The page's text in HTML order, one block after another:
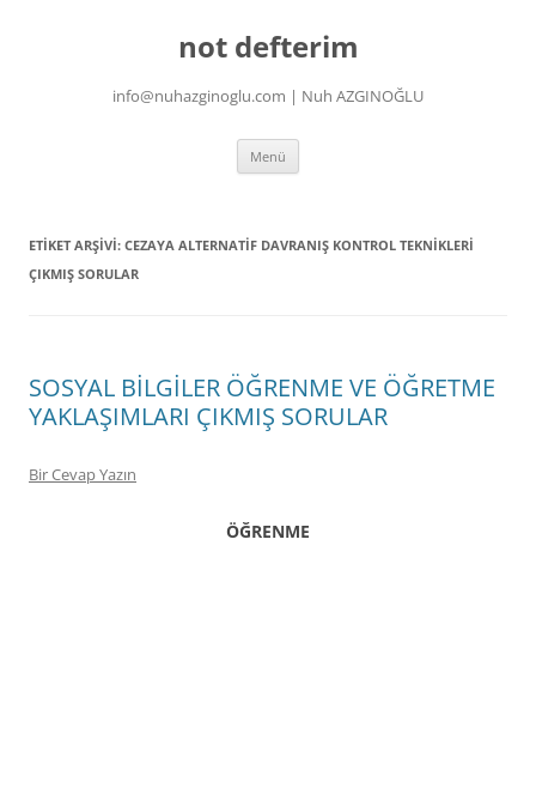
not defterim
info@nuhazginoglu.com | Nuh AZGINOĞLU
Menü
ETIKET ARŞIVI: CEZAYA ALTERNATİF DAVRANIŞ KONTROL TEKNİKLERİ
ÇIKMIŞ SORULAR
SOSYAL BİLGİLER ÖĞRENME VE ÖĞRETME
YAKLAŞIMLARI ÇIKMIŞ SORULAR
Bir Cevap Yazın
ÖĞRENME